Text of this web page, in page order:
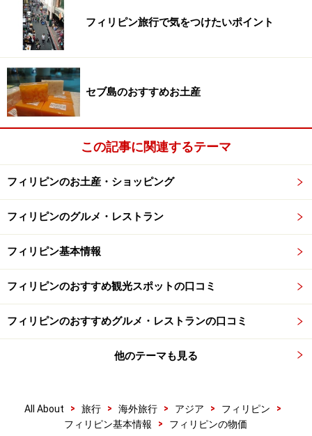
また、女子が大好きなアフタヌーンティーは、1500～
2000円程度で楽しむことができます。 ホテルによってス
イーツの内容が異なるのはもちろん、生演奏を聴きなが
らアフタヌーンティーが楽しめるホテルも。事前にガイ
ドブックなどでチェックしておきましょう！ また、ラン
チやディナー、ウィークエンドビュッフェを行っている
ホテルもあり、こちらも日本と比べてお得。日本では敷
居が高いと思っていたホテルでのお食事が3000～4000円
ね。
できるフィリピン旅行。買い物を安く済ませるのは賢い
方法だと言えるかもしれませんが、食事をとる場所には
気をつけてくださいね。カレンデリアと呼ばれる簡易食
堂や屋台などは衛生状態の悪いところも多く、ひどい時
には赤痢に感染したり、食中毒にかかってしまうこと
も……。お得な旅が台無しになってしまわないためにも、
※記事内容は執筆時点のものです。最新の内容をご確認くださ
フィリピン旅行で気をつけたいポイント
セブ島のおすすめお土産
この記事に関連するテーマ
フィリピンのお土産・ショッピング
フィリピンのグルメ・レストラン
フィリピン基本情報
フィリピンのおすすめ観光スポットの口コミ
フィリピンのおすすめグルメ・レストランの口コミ
他のテーマも見る
All About > 旅行 > 海外旅行 > アジア > フィリピン
>
フィリピン基本情報
> フィリピンの物価